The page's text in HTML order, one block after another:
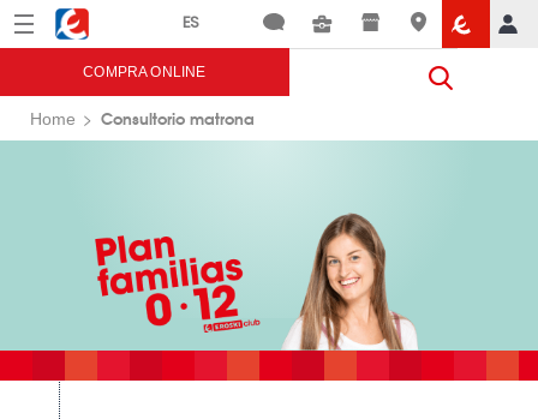
Menú Eroski
COMPRA ONLINE
Home Consultorio matrona